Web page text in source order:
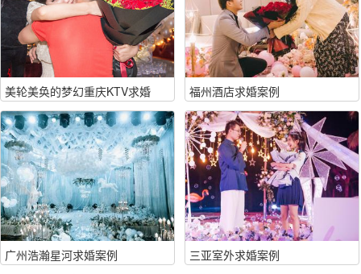
美轮美奂的梦幻重庆KTV求婚 福州酒店求婚案例
广州浩瀚星河求婚案例 三亚室外求婚案例